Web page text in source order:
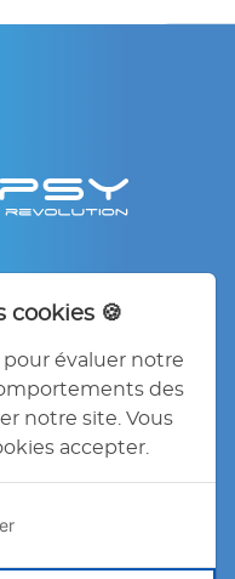
cookies 🍪
pour évaluer notre
des
notre site. Vous
accepter.
légales
d'utilisation
Cookies
2026